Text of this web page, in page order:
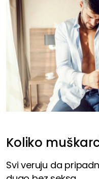
Koliko
Svi veruju da